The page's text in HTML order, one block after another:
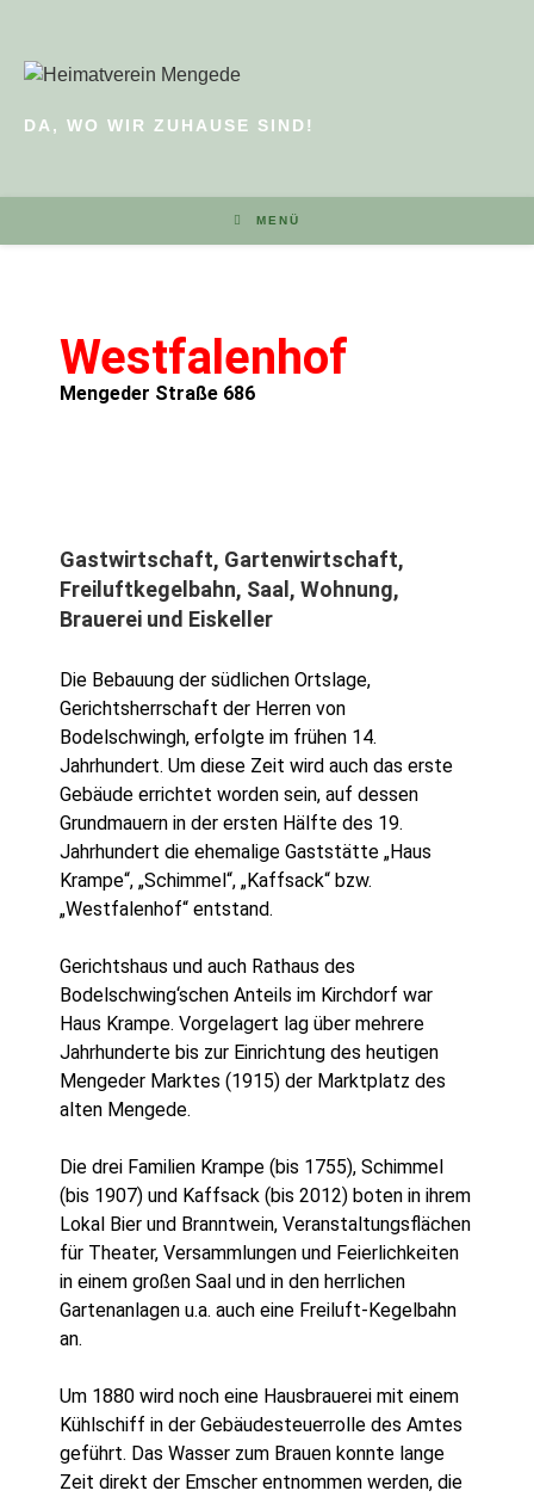
DA, WO WIR ZUHAUSE SIND!
MENÜ
Westfalenhof
Mengeder Straße 686
Gastwirtschaft, Gartenwirtschaft,
Freiluftkegelbahn, Saal, Wohnung,
Brauerei und Eiskeller
Die Bebauung der südlichen Ortslage,
Gerichtsherrschaft der Herren von
Bodelschwingh, erfolgte im frühen 14.
Jahrhundert. Um diese Zeit wird auch das erste
Gebäude errichtet worden sein, auf dessen
Grundmauern in der ersten Hälfte des 19.
Jahrhundert die ehemalige Gaststätte „Haus
Krampe“, „Schimmel“, „Kaffsack“ bzw.
„Westfalenhof“ entstand.
Gerichtshaus und auch Rathaus des
Bodelschwing‘schen Anteils im Kirchdorf war
Haus Krampe. Vorgelagert lag über mehrere
Jahrhunderte bis zur Einrichtung des heutigen
Mengeder Marktes (1915) der Marktplatz des
alten Mengede.
Die drei Familien Krampe (bis 1755), Schimmel
(bis 1907) und Kaffsack (bis 2012) boten in ihrem
Lokal Bier und Branntwein, Veranstaltungsflächen
für Theater, Versammlungen und Feierlichkeiten
in einem großen Saal und in den herrlichen
Gartenanlagen u.a. auch eine Freiluft-Kegelbahn
an.
Um 1880 wird noch eine Hausbrauerei mit einem
Kühlschiff in der Gebäudesteuerrolle des Amtes
geführt. Das Wasser zum Brauen konnte lange
Zeit direkt der Emscher entnommen werden, die